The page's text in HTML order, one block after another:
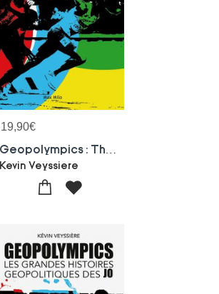
19,90€
Kevin Veyssiere